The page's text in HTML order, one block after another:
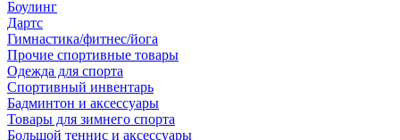
Боулинг
Дартс
Гимнастика/фитнес/йога
Прочие спортивные товары
Одежда для спорта
Спортивный инвентарь
Бадминтон и аксессуары
Товары для зимнего спорта
Большой теннис и аксессуары